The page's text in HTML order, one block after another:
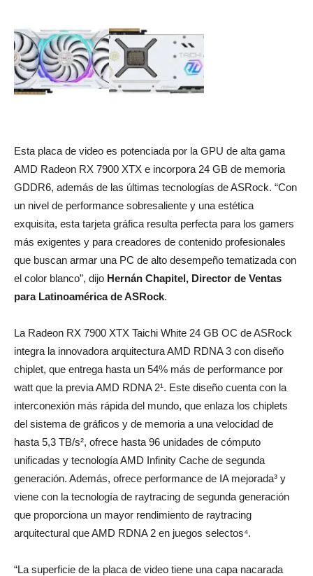
Esta placa de video es potenciada por la GPU de alta gama
AMD Radeon RX 7900 XTX e incorpora 24 GB de memoria
GDDR6, además de las últimas tecnologías de ASRock. “Con
un nivel de performance sobresaliente y una estética
exquisita, esta tarjeta gráfica resulta perfecta para los gamers
más exigentes y para creadores de contenido profesionales
que buscan armar una PC de alto desempeño tematizada con
el color blanco”, dijo Hernán Chapitel, Director de Ventas
para Latinoamérica de ASRock.
La Radeon RX 7900 XTX Taichi White 24 GB OC de ASRock
integra la innovadora arquitectura AMD RDNA 3 con diseño
chiplet, que entrega hasta un 54% más de performance por
watt que la previa AMD RDNA 2¹. Este diseño cuenta con la
interconexión más rápida del mundo, que enlaza los chiplets
del sistema de gráficos y de memoria a una velocidad de
hasta 5,3 TB/s², ofrece hasta 96 unidades de cómputo
unificadas y tecnología AMD Infinity Cache de segunda
generación. Además, ofrece performance de IA mejorada³ y
viene con la tecnología de raytracing de segunda generación
que proporciona un mayor rendimiento de raytracing
arquitectural que AMD RDNA 2 en juegos selectos⁴.
“La superficie de la placa de video tiene una capa nacarada